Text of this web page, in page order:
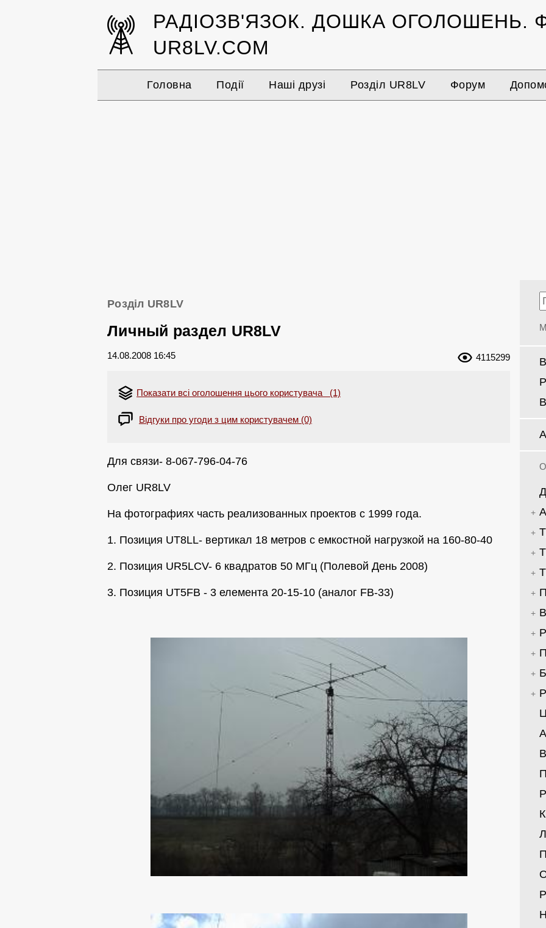
РАДІОЗВ'ЯЗОК. ДОШКА ОГОЛОШЕНЬ.
UR8LV.COM
Головна Події Наші друзі Розділ UR8LV Форум
Розділ UR8LV
Личный раздел UR8LV
14.08.2008 16:45 4115299
Показати всі оголошення цього користувача (1)
Відгуки про угоди з цим користувачем (0)
Для связи- 8-067-796-04-76
Олег UR8LV
На фотографиях часть реализованных проектов с 1999 года.
1. Позиция UT8LL- вертикал 18 метров с емкостной нагрузкой на 160-80-40
2. Позиция UR5LCV- 6 квадратов 50 МГц (Полевой День 2008)
3. Позиция UT5FB - 3 елемента 20-15-10 (аналог FB-33)